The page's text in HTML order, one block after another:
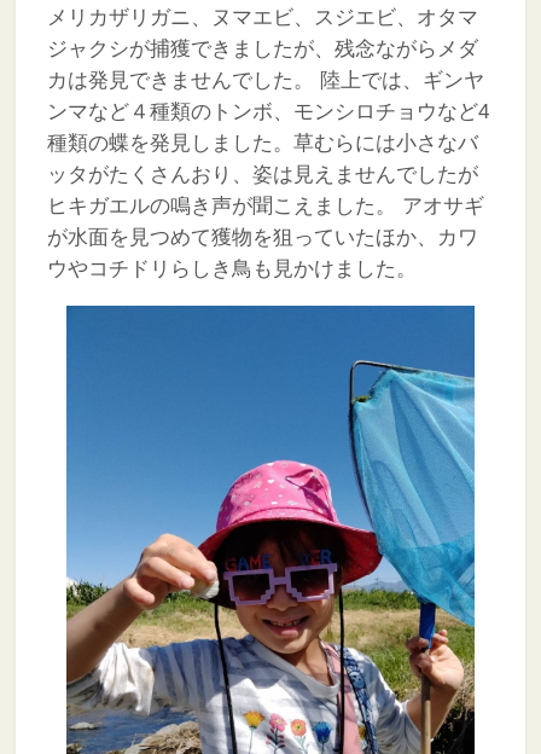
メリカザリガニ、ヌマエビ、スジエビ、オタマ
ジャクシが捕獲できましたが、残念ながらメダ
カは発見できませんでした。
陸上では、ギンヤ
ンマなど４種類のトンボ、モンシロチョウなど4
種類の蝶を発見しました。草むらには小さなバ
ッタがたくさんおり、姿は見えませんでしたが
ヒキガエルの鳴き声が聞こえました。
アオサギ
が水面を見つめて獲物を狙っていたほか、カワ
ウやコチドリらしき鳥も見かけました。